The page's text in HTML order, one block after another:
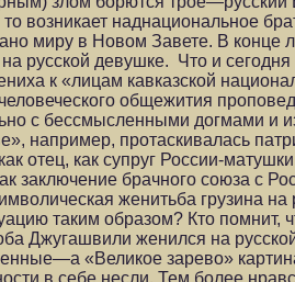
возникает наднациональное
миру в Новом Завете. В конце
на русской девушке. Что и
к «лицам кавказской
общежития
с бессмысленными догмами и
например, протаскивалась
отец, как супруг России-
заключение брачного союза с
женитьба грузина на
таким образом? Кто помнит,
Джугашвили женился на
«Великое зарево»
в себе несли. Тем более